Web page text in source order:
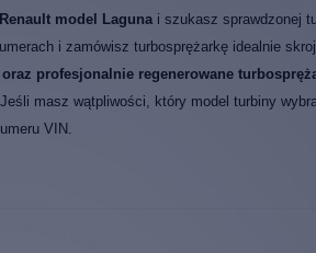
Renault model Laguna i szukasz sprawdzonej
i zamówisz turbosprężarkę idealnie
oraz profesjonalnie regenerowane
masz wątpliwości, który model turbiny
VIN.